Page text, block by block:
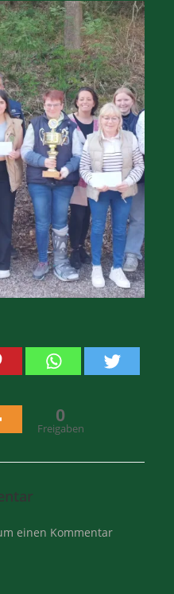
0
Freigaben
einen Kommentar